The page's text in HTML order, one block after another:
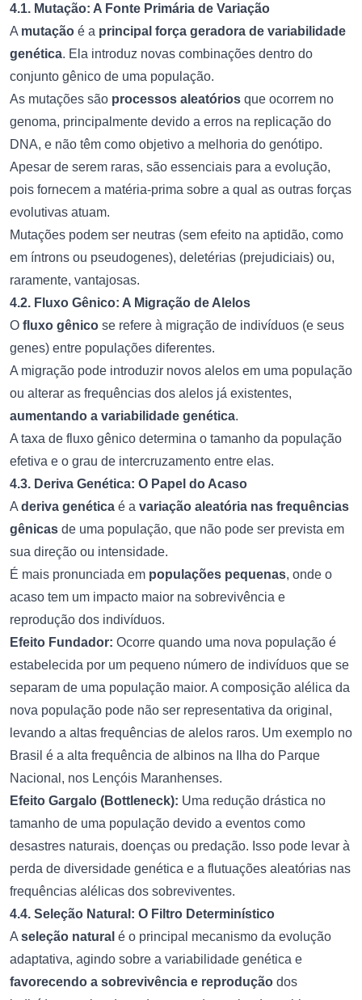
4.1. Mutação: A Fonte Primária de Variação
A mutação é a principal força geradora de variabilidade
genética. Ela introduz novas combinações dentro do
conjunto gênico de uma população.
As mutações são processos aleatórios que ocorrem no
genoma, principalmente devido a erros na replicação do
DNA, e não têm como objetivo a melhoria do genótipo.
Apesar de serem raras, são essenciais para a evolução,
pois fornecem a matéria-prima sobre a qual as outras forças
evolutivas atuam.
Mutações podem ser neutras (sem efeito na aptidão, como
em íntrons ou pseudogenes), deletérias (prejudiciais) ou,
raramente, vantajosas.
4.2. Fluxo Gênico: A Migração de Alelos
O fluxo gênico se refere à migração de indivíduos (e seus
genes) entre populações diferentes.
A migração pode introduzir novos alelos em uma população
ou alterar as frequências dos alelos já existentes,
aumentando a variabilidade genética.
A taxa de fluxo gênico determina o tamanho da população
efetiva e o grau de intercruzamento entre elas.
4.3. Deriva Genética: O Papel do Acaso
A deriva genética é a variação aleatória nas frequências
gênicas de uma população, que não pode ser prevista em
sua direção ou intensidade.
É mais pronunciada em populações pequenas, onde o
acaso tem um impacto maior na sobrevivência e
reprodução dos indivíduos.
Efeito Fundador: Ocorre quando uma nova população é
estabelecida por um pequeno número de indivíduos que se
separam de uma população maior. A composição alélica da
nova população pode não ser representativa da original,
levando a altas frequências de alelos raros. Um exemplo no
Brasil é a alta frequência de albinos na Ilha do Parque
Nacional, nos Lençóis Maranhenses.
Efeito Gargalo (Bottleneck): Uma redução drástica no
tamanho de uma população devido a eventos como
desastres naturais, doenças ou predação. Isso pode levar à
perda de diversidade genética e a flutuações aleatórias nas
frequências alélicas dos sobreviventes.
4.4. Seleção Natural: O Filtro Determinístico
A seleção natural é o principal mecanismo da evolução
adaptativa, agindo sobre a variabilidade genética e
favorecendo a sobrevivência e reprodução dos